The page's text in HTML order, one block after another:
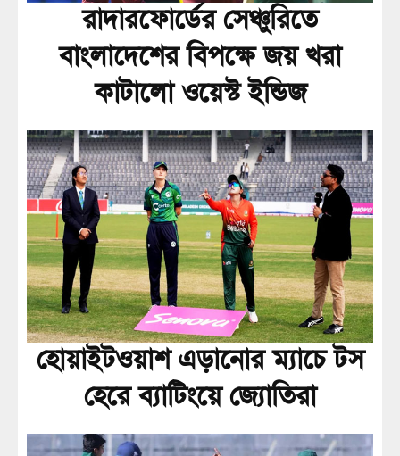
রাদারফোর্ডের সেঞ্চুরিতে
বাংলাদেশের বিপক্ষে জয় খরা
কাটালো ওয়েস্ট ইন্ডিজ
হোয়াইটওয়াশ এড়ানোর ম্যাচে টস
হেরে ব্যাটিংয়ে জ্যোতিরা